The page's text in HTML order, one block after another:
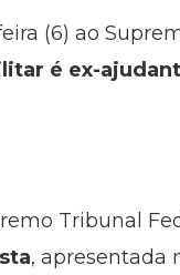
(6) ao
é ex-
Tribunal
, apresentada